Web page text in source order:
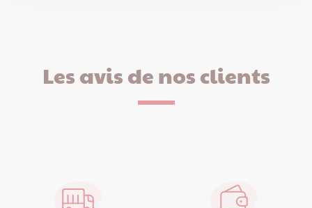
Les avis de nos clients